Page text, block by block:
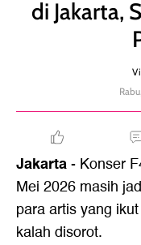
di Jakarta,
Jakarta- Konser
Mei 2026 masih
para artis yang
kalah disorot.